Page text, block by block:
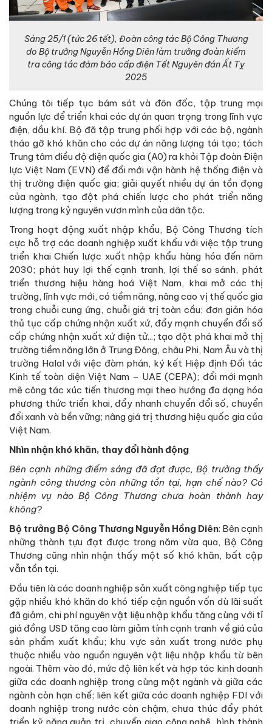
Sáng 25/1 (tức 26 tết), Đoàn công tác Bộ Công Thương
do Bộ trưởng Nguyễn Hồng Diên làm trưởng đoàn kiểm
tra công tác đảm bảo cấp điện Tết Nguyên đán Ất Tỵ
2025
Chúng tôi tiếp tục bám sát và đôn đốc, tập trung mọi
nguồn lực để triển khai các dự án quan trọng trong lĩnh vực
điện, dầu khí. Bộ đã tập trung phối hợp với các bộ, ngành
tháo gỡ khó khăn cho các dự án năng lượng tái tạo; tách
Trung tâm điều độ điện quốc gia (A0) ra khỏi Tập đoàn Điện
lực Việt Nam (EVN) để đổi mới vận hành hệ thống điện và
thị trường điện quốc gia; giải quyết nhiều dự án tồn đọng
của ngành, tạo đột phá chiến lược cho phát triển năng
lượng trong kỷ nguyên vươn mình của dân tộc.
Trong hoạt động xuất nhập khẩu, Bộ Công Thương tích
cực hỗ trợ các doanh nghiệp xuất khẩu với việc tập trung
triển khai Chiến lược xuất nhập khẩu hàng hóa đến năm
2030; phát huy lợi thế cạnh tranh, lợi thế so sánh, phát
triển thương hiệu hàng hoá Việt Nam, khai mở các thị
trường, lĩnh vực mới, có tiềm năng, nâng cao vị thế quốc gia
trong chuỗi cung ứng, chuỗi giá trị toàn cầu; đơn giản hóa
thủ tục cấp chứng nhận xuất xứ, đẩy mạnh chuyển đổi số
cấp chứng nhận xuất xứ điện tử...; tạo đột phá khai mở thị
trường tiềm năng lớn ở Trung Đông, châu Phi, Nam Âu và thị
trường Halal với việc đàm phán, ký kết Hiệp định Đối tác
Kinh tế toàn diện Việt Nam – UAE (CEPA); đổi mới mạnh
mẽ công tác xúc tiến thương mại theo hướng đa dạng hóa
phương thức triển khai, đẩy nhanh chuyển đổi số, chuyển
đổi xanh và bền vững; nâng giá trị thương hiệu quốc gia của
Việt Nam.
Nhìn nhận khó khăn, thay đổi hành động
Bên cạnh những điểm sáng đã đạt được, Bộ trưởng thấy
ngành công thương còn những tồn tại, hạn chế nào? Có
nhiệm vụ nào Bộ Công Thương chưa hoàn thành hay
không?
Bộ trưởng Bộ Công Thương Nguyễn Hồng Diên: Bên cạnh
những thành tựu đạt được trong năm vừa qua, Bộ Công
Thương cũng nhìn nhận thấy một số khó khăn, bất cập
vẫn tồn tại.
Đầu tiên là các doanh nghiệp sản xuất công nghiệp tiếp tục
gặp nhiều khó khăn do khó tiếp cận nguồn vốn dù lãi suất
đã giảm, chi phí nguyên vật liệu nhập khẩu tăng cùng với tỉ
giá đồng USD tăng cao làm giảm tính cạnh tranh về giá của
sản phẩm xuất khẩu; khu vực sản xuất trong nước phụ
thuộc nhiều vào nguồn nguyên vật liệu nhập khẩu từ bên
ngoài. Thêm vào đó, mức độ liên kết và hợp tác kinh doanh
giữa các doanh nghiệp trong cùng một ngành và giữa các
ngành còn hạn chế; liên kết giữa các doanh nghiệp FDI với
doanh nghiệp trong nước còn chậm, chưa thúc đẩy phát